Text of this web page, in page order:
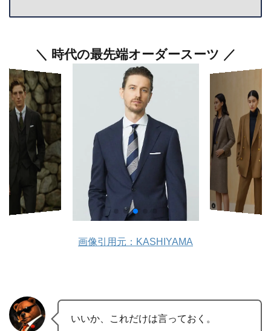
＼ 時代の最先端オーダースーツ ／
画像引用元：KASHIYAMA
いいか、これだけは言っておく。